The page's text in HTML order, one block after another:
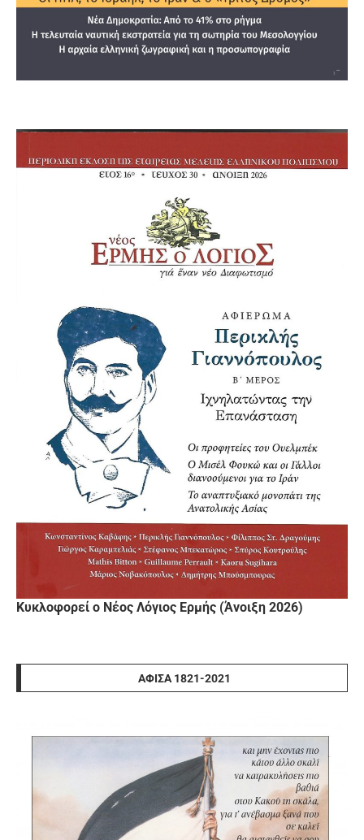
Κυκλοφορεί ο Νέος Λόγιος Ερμής (Άνοιξη 2026)
ΑΦΊΣΑ 1821-2021